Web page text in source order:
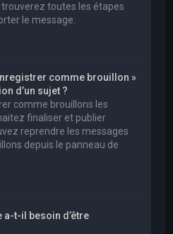
toutes les étapes
le message.
comme brouillon »
d’un sujet ?
comme brouillons les
finaliser et publier
reprendre les messages
depuis le panneau de
t-il besoin d’être